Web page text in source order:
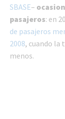
SBASE–
pasajeros: en
de pasajeros
2008, cuando la
menos.